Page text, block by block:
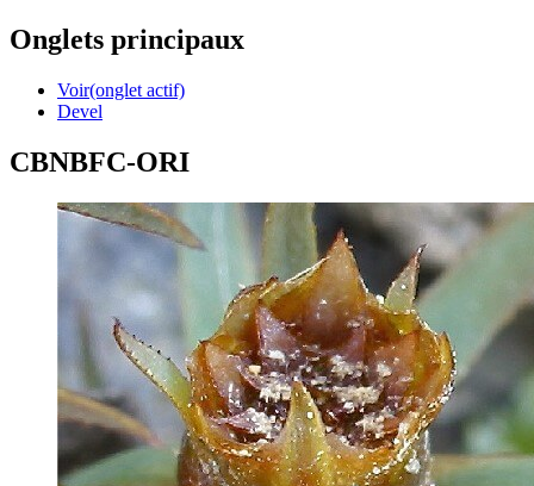
Onglets principaux
Voir(onglet actif)
Devel
CBNBFC-ORI